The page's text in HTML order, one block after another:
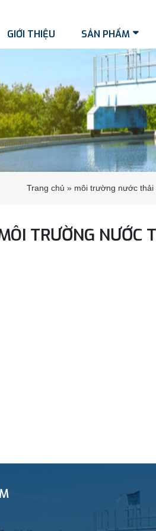
GIỚI THIỆU SẢN PHẨM
Trang chủ » môi trường nước thải
TRƯỜNG NƯỚC